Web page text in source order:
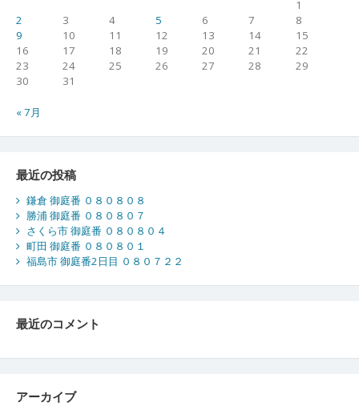
1
2
3 4 5 6 7
8
9
10 11 12 13 14
15
16
17 18 19 20 21
22
23
24 25 26 27 28
29
30
31
« 7月
最近の投稿
鎌倉 御庭番 ０８０８０８
勝浦 御庭番 ０８０８０７
さくら市 御庭番 ０８０８０４
町田 御庭番 ０８０８０１
福島市 御庭番2日目 ０８０７２２
最近のコメント
アーカイブ